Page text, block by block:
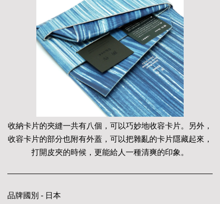
收納卡片的夾縫一共有八個，可以巧妙地收容卡片。另外，
收容卡片的部分也附有外蓋，可以把雜亂的卡片隱藏起來，
打開皮夾的時候，更能給人一種清爽的印象。
品牌國別 - 日本